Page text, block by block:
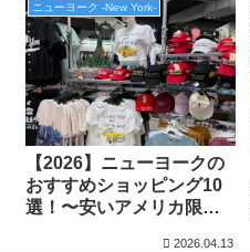
ニューヨーク -New York-
【2026】ニューヨークの
おすすめショッピング10
選！〜安いアメリカ限定
2026.04.13